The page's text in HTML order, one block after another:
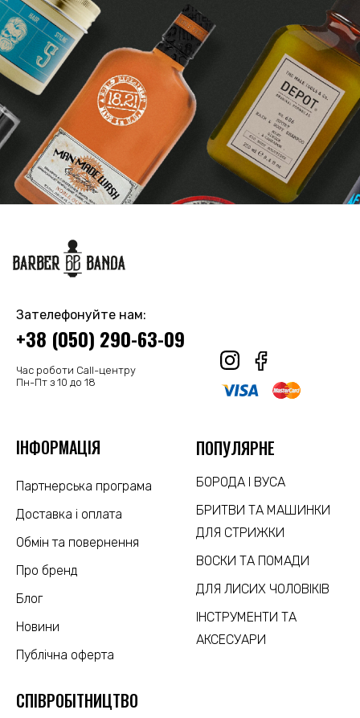
Зателефонуйте нам:
+38 (050) 290-63-09
Час роботи Call-центру
Пн-Пт з 10 до 18
ІНФОРМАЦІЯ
Партнерська програма
Доставка і оплата
Обмін та повернення
Про бренд
Блог
Новини
Публічна оферта
ПОПУЛЯРНЕ
БОРОДА І ВУСА
БРИТВИ ТА МАШИНКИ
ДЛЯ СТРИЖКИ
ВОСКИ ТА ПОМАДИ
ДЛЯ ЛИСИХ ЧОЛОВІКІВ
ІНСТРУМЕНТИ ТА
АКСЕСУАРИ
CПІВРОБІТНИЦТВО